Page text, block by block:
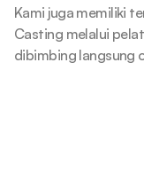
Kami juga memiliki
Casting melalui
dibimbing langsung